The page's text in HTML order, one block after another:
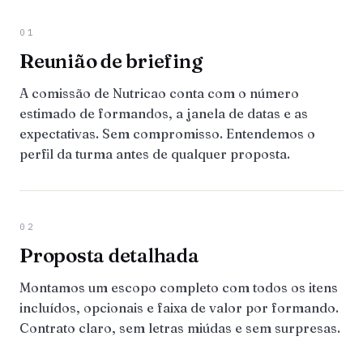
01
Reunião de briefing
A comissão de Nutricao conta com o número
estimado de formandos, a janela de datas e as
expectativas. Sem compromisso. Entendemos o
perfil da turma antes de qualquer proposta.
02
Proposta detalhada
Montamos um escopo completo com todos os itens
incluídos, opcionais e faixa de valor por formando.
Contrato claro, sem letras miúdas e sem surpresas.